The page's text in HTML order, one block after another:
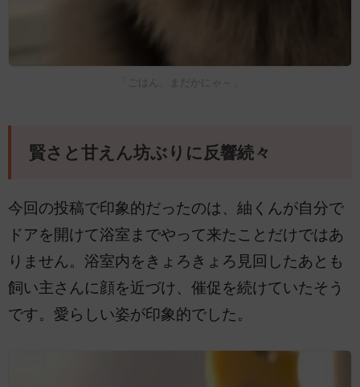
「ごはん、まだかにゃ～」
賢さと甘えん坊ぶりに反響続々
今回の投稿で印象的だったのは、紬くんが自分で
ドアを開けて浴室までやって来たことだけではあ
りません。浴室内をきょろきょろ見回したあとも
飼い主さんに顔を近づけ、催促を続けていたそう
です。愛らしい姿が印象的でした。